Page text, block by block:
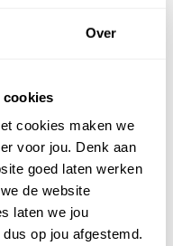
Over
cookies
cookies maken we
voor jou. Denk aan
goed laten werken
de website
laten we jou
op jou afgestemd.